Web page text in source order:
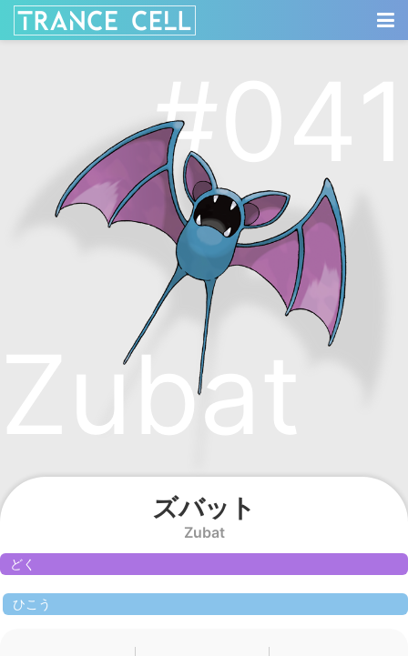
#041
Zubat
ズバット
Zubat
どく
ひこう